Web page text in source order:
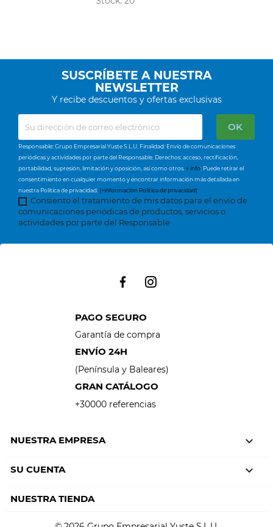
SUSCRÍBETE A NUESTRA
NEWSLETTER
Y recibe descuentos y ofertas exclusivas
Responsable: Grupo Empresarial Yuste S.L.U. Finalidad: Envío de comunicaciones
periódicas y actividades por parte del Responsable. Derechos: acceso, rectificación,
portabilidad, supresión, limitación y oposición, así como otros. + info: Puede retirar el
consentimiento en cualquier momento y encontrar información más detallada en
nuestra Política de privacidad. (+información Política de privacidad)
Consiento el tratamiento de mis datos para el envío de
comunicaciones periódicas de productos, servicios o
actividades por parte del Responsable
PAGO SEGURO
Garantía de compra
ENVÍO 24H
(Península y Baleares)
GRAN CATÁLOGO
+30000 referencias
NUESTRA EMPRESA 
SU CUENTA 
NUESTRA TIENDA